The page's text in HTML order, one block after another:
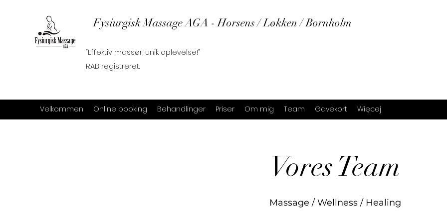
Fysiurgisk Massage AGA - Horsens / Løkken / Bornholm
“Effektiv massør, unik oplevelse!”
RAB registreret.
Velkommen Online booking Behandlinger Priser Om mig Team Gavekort Więcej
Vores Team
Massage / Wellness / Healing